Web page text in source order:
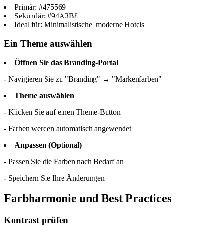
Primär: #475569
Sekundär: #94A3B8
Ideal für: Minimalistische, moderne Hotels
Ein Theme auswählen
Öffnen Sie das Branding-Portal
- Navigieren Sie zu "Branding" → "Markenfarben"
Theme auswählen
- Klicken Sie auf einen Theme-Button
- Farben werden automatisch angewendet
Anpassen (Optional)
- Passen Sie die Farben nach Bedarf an
- Speichern Sie Ihre Änderungen
Farbharmonie und Best Practices
Kontrast prüfen